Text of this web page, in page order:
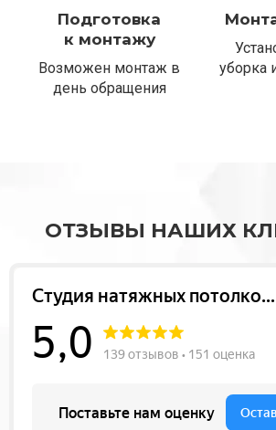
Подготовка
к монтажу
Возможен монтаж в
день обращения
уборка
ОТЗЫВЫ НАШИХ